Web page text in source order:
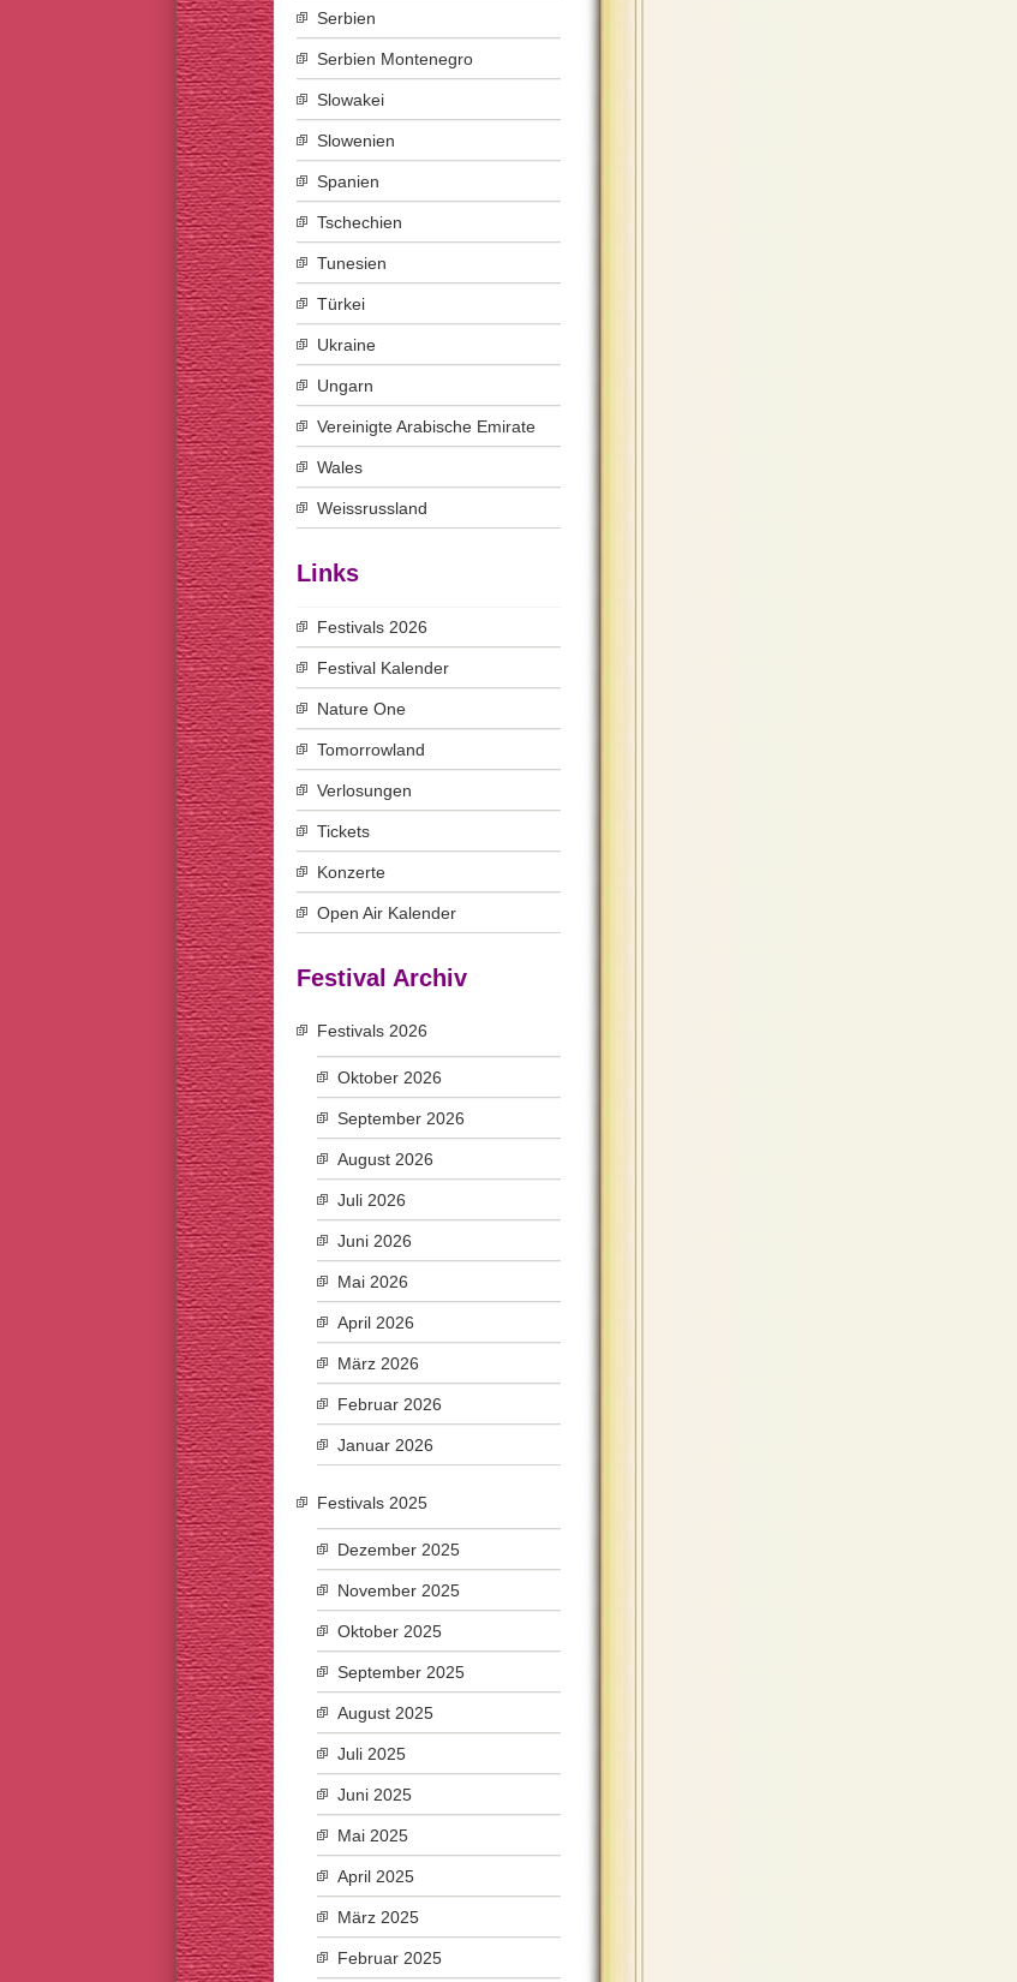
Serbien
Serbien Montenegro
Slowakei
Slowenien
Spanien
Tschechien
Tunesien
Türkei
Ukraine
Ungarn
Vereinigte Arabische Emirate
Wales
Weissrussland
Links
Festivals 2026
Festival Kalender
Nature One
Tomorrowland
Verlosungen
Tickets
Konzerte
Open Air Kalender
Festival Archiv
Festivals 2026
Oktober 2026
September 2026
August 2026
Juli 2026
Juni 2026
Mai 2026
April 2026
März 2026
Februar 2026
Januar 2026
Festivals 2025
Dezember 2025
November 2025
Oktober 2025
September 2025
August 2025
Juli 2025
Juni 2025
Mai 2025
April 2025
März 2025
Februar 2025